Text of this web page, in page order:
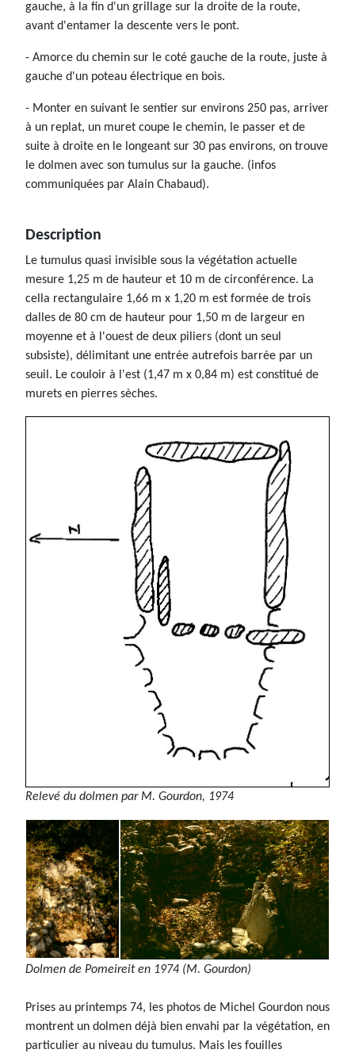
gauche, à la fin d'un grillage sur la droite de la route,
avant d'entamer la descente vers le pont.
- Amorce du chemin sur le coté gauche de la route, juste à
gauche d'un poteau électrique en bois.
- Monter en suivant le sentier sur environs 250 pas, arriver
à un replat, un muret coupe le chemin, le passer et de
suite à droite en le longeant sur 30 pas environs, on trouve
le dolmen avec son tumulus sur la gauche. (infos
communiquées par Alain Chabaud).
Description
Le tumulus quasi invisible sous la végétation actuelle
mesure 1,25 m de hauteur et 10 m de circonférence. La
cella rectangulaire 1,66 m x 1,20 m est formée de trois
dalles de 80 cm de hauteur pour 1,50 m de largeur en
moyenne et à l'ouest de deux piliers (dont un seul
subsiste), délimitant une entrée autrefois barrée par un
seuil. Le couloir à l'est (1,47 m x 0,84 m) est constitué de
murets en pierres sèches.
Relevé du dolmen par M. Gourdon, 1974
Dolmen de Pomeireit en 1974 (M. Gourdon)
Prises au printemps 74, les photos de Michel Gourdon nous
montrent un dolmen déjà bien envahi par la végétation, en
particulier au niveau du tumulus. Mais les fouilles